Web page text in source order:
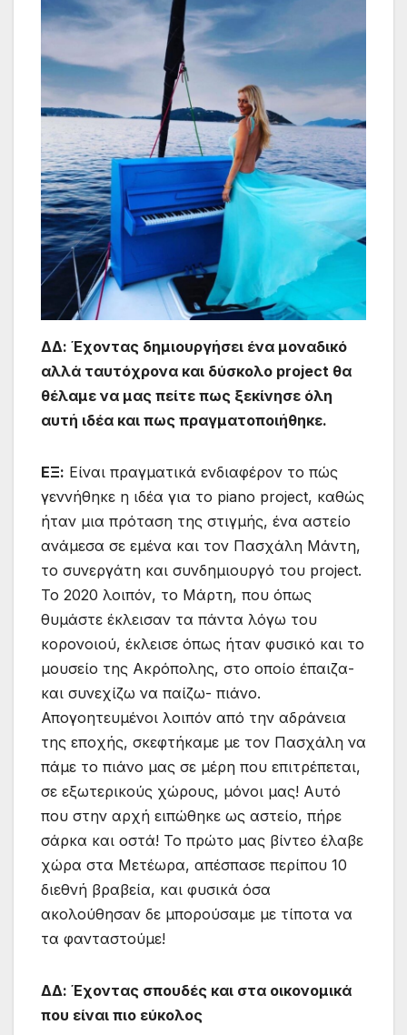
ΔΔ: Έχοντας δημιουργήσει ένα μοναδικό
αλλά ταυτόχρονα και δύσκολο project θα
θέλαμε να μας πείτε πως ξεκίνησε όλη
αυτή ιδέα και πως πραγματοποιήθηκε.
ΕΞ: Είναι πραγματικά ενδιαφέρον το πώς
γεννήθηκε η ιδέα για το piano project, καθώς
ήταν μια πρόταση της στιγμής, ένα αστείο
ανάμεσα σε εμένα και τον Πασχάλη Μάντη,
το συνεργάτη και συνδημιουργό του project.
To 2020 λοιπόν, το Μάρτη, που όπως
θυμάστε έκλεισαν τα πάντα λόγω του
κορονοιού, έκλεισε όπως ήταν φυσικό και το
μουσείο της Ακρόπολης, στο οποίο έπαιζα-
και συνεχίζω να παίζω- πιάνο.
Απογοητευμένοι λοιπόν από την αδράνεια
της εποχής, σκεφτήκαμε με τον Πασχάλη να
πάμε το πιάνο μας σε μέρη που επιτρέπεται,
σε εξωτερικούς χώρους, μόνοι μας! Αυτό
που στην αρχή ειπώθηκε ως αστείο, πήρε
σάρκα και οστά! Το πρώτο μας βίντεο έλαβε
χώρα στα Μετέωρα, απέσπασε περίπου 10
διεθνή βραβεία, και φυσικά όσα
ακολούθησαν δε μπορούσαμε με τίποτα να
τα φανταστούμε!
ΔΔ: Έχοντας σπουδές και στα οικονομικά
που είναι πιο εύκολος